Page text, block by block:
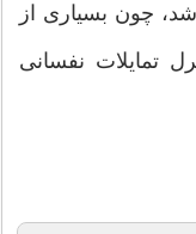
چون بسیاری از
تمایلات نفسانی